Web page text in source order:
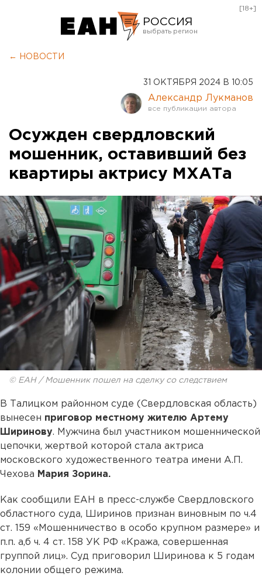
РОССИЯ
Оренбург
[18+]
← НОВОСТИ
31 ОКТЯБРЯ 2024 В 10:05
Александр Лукманов
Осужден свердловский
мошенник, оставивший без
квартиры актрису МХАТа
© ЕАН / Мошенник пошел на сделку со следствием
В Талицком районном суде (Свердловская область)
вынесен приговор местному жителю Артему
Ширинову. Мужчина был участником мошеннической
цепочки, жертвой которой стала актриса
московского художественного театра имени А.П.
Чехова Мария Зорина.
Как сообщили ЕАН в пресс-службе Свердловского
областного суда, Ширинов признан виновным по ч.4
ст. 159 «Мошенничество в особо крупном размере» и
п.п. а,б ч. 4 ст. 158 УК РФ «Кража, совершенная
группой лиц». Суд приговорил Ширинова к 5 годам
колонии общего режима.